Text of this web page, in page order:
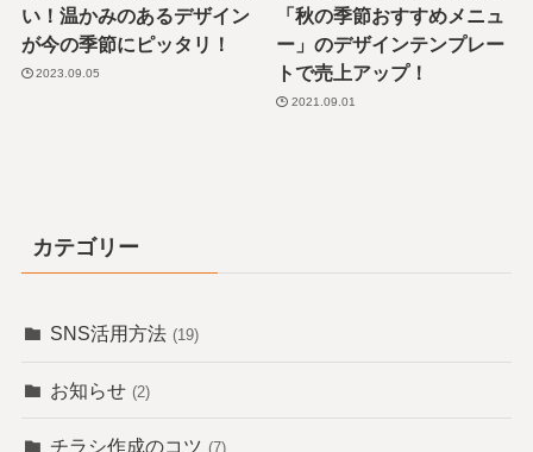
い！温かみのあるデザイン
が今の季節にピッタリ！
2023.09.05
「秋の季節おすすめメニュ
ー」のデザインテンプレー
トで売上アップ！
2021.09.01
カテゴリー
SNS活用方法 (19)
お知らせ (2)
チラシ作成のコツ (7)